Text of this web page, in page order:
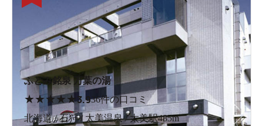
ふとみ銘泉 万葉の湯
★★★★ ★3.936件の口コミ
北海道 / 石狩 / 太美温泉 / 太美駅485m